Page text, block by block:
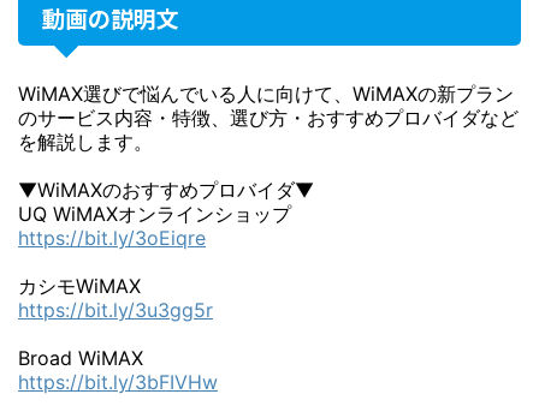
動画の説明文
WiMAX選びで悩んでいる人に向けて、WiMAXの新プラン
のサービス内容・特徴、選び方・おすすめプロバイダなど
を解説します。
▼WiMAXのおすすめプロバイダ▼
UQ WiMAXオンラインショップ
https://bit.ly/3oEiqre
カシモWiMAX
https://bit.ly/3u3gg5r
Broad WiMAX
https://bit.ly/3bFIVHw